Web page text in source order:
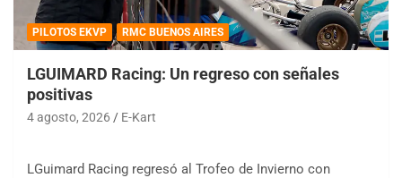
PILOTOS EKVP RMC BUENOS AIRES
LGUIMARD Racing: Un regreso con señales
positivas
4 agosto, 2026 E-Kart
LGuimard Racing regresó al Trofeo de Invierno con